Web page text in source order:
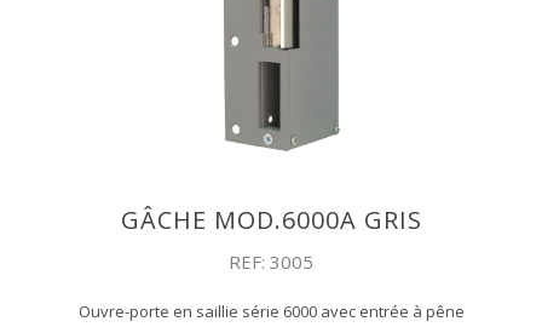
GÂCHE MOD.6000A GRIS
REF: 3005
Ouvre-porte en saillie série 6000 avec entrée à pêne